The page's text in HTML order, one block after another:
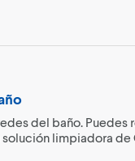
del baño.
limpiadora